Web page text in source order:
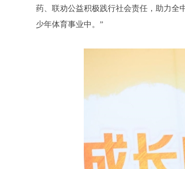
药、联劝公益积极践行社会责任，助力全
少年体育事业中。”